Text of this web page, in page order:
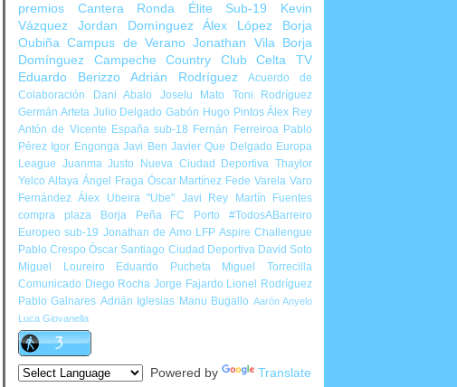
premios Cantera
Ronda Élite Sub-19
Kevin
Vázquez
Jordan Domínguez Álex López
Borja
Oubiña Campus de Verano Jonathan Vila
Borja
Domínguez
Campeche Country Club
Celta TV
Eduardo Berizzo
Adrián Rodríguez
Acuerdo de
Colaboración
Dani Abalo Joselu Mato
Toni Rodríguez
Germán Arteta Julio Delgado Gabón Hugo Pintos Álex Rey
Antón de Vicente España sub-18 Fernán Ferreiroa Pablo
Pérez Igor Engonga Javi Ben Javier Que Delgado Europa
League Juanma Justo Nueva Ciudad Deportiva Thaylor
Yelco Alfaya Ángel Fraga Óscar Martínez Fede Varela Varo
Fernández Álex Ubeira "Ube" Javi Rey
Martín Fuentes
compra plaza
Borja Peña FC Porto
#TodosABarreiro
Europeo sub-19 Jonathan de Amo LFP Aspire Challengue
Pablo Crespo Óscar Santiago Ciudad Deportiva David Soto
Miguel Loureiro
Eduardo Pucheta
Miguel Torrecilla
Comunicado Diego Rocha Jorge Fajardo Lionel Rodríguez
Pablo Galnares Adrián Iglesias Manu Bugallo Aarón Anyelo
Luca Giovanella
Powered by Translate